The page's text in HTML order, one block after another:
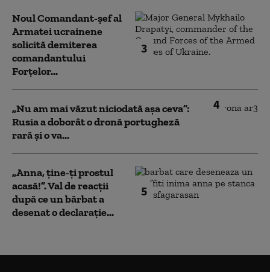
3
Noul Comandant-șef al
Armatei ucrainene
solicită demiterea
comandantului
Forțelor...
4
„Nu am mai văzut niciodată așa ceva”:
Rusia a doborât o dronă portugheză
rară și o va...
5
„Anna, ţine-ţi prostul
acasă!”. Val de reacții
după ce un bărbat a
desenat o declarație...